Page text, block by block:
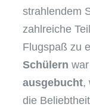
strahlendem
zahlreiche
Flugspaß zu
Schülern
ausgebucht,
die